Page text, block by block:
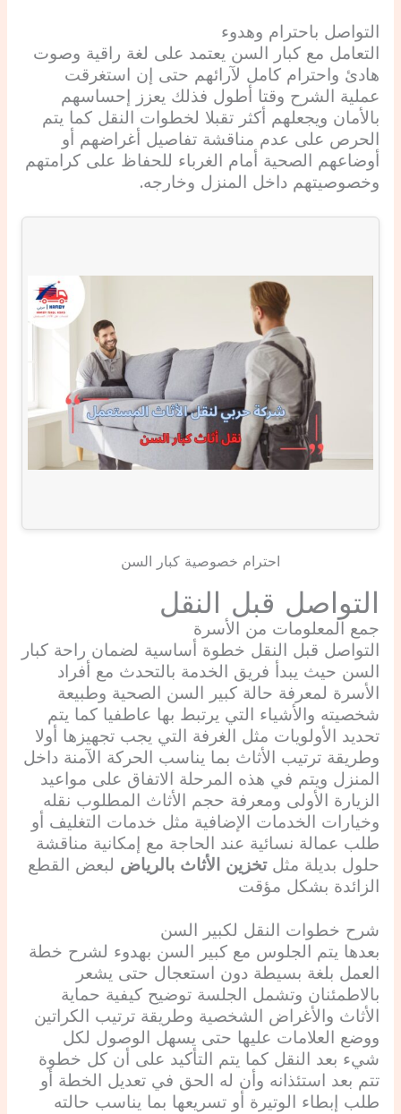
التواصل باحترام وهدوء
التعامل مع كبار السن يعتمد على لغة راقية وصوت
هادئ واحترام كامل لآرائهم حتى إن استغرقت
عملية الشرح وقتا أطول فذلك يعزز إحساسهم
بالأمان ويجعلهم أكثر تقبلا لخطوات النقل كما يتم
الحرص على عدم مناقشة تفاصيل أغراضهم أو
أوضاعهم الصحية أمام الغرباء للحفاظ على كرامتهم
وخصوصيتهم داخل المنزل وخارجه.
احترام خصوصية كبار السن
التواصل قبل النقل
جمع المعلومات من الأسرة
التواصل قبل النقل خطوة أساسية لضمان راحة كبار
السن حيث يبدأ فريق الخدمة بالتحدث مع أفراد
الأسرة لمعرفة حالة كبير السن الصحية وطبيعة
شخصيته والأشياء التي يرتبط بها عاطفيا كما يتم
تحديد الأولويات مثل الغرفة التي يجب تجهيزها أولا
وطريقة ترتيب الأثاث بما يناسب الحركة الآمنة داخل
المنزل ويتم في هذه المرحلة الاتفاق على مواعيد
الزيارة الأولى ومعرفة حجم الأثاث المطلوب نقله
وخيارات الخدمات الإضافية مثل خدمات التغليف أو
طلب عمالة نسائية عند الحاجة مع إمكانية مناقشة
حلول بديلة مثلتخزين الأثاث بالرياض لبعض القطع
الزائدة بشكل مؤقت
شرح خطوات النقل لكبير السن
بعدها يتم الجلوس مع كبير السن بهدوء لشرح خطة
العمل بلغة بسيطة دون استعجال حتى يشعر
بالاطمئنان وتشمل الجلسة توضيح كيفية حماية
الأثاث والأغراض الشخصية وطريقة ترتيب الكراتين
ووضع العلامات عليها حتى يسهل الوصول لكل
شيء بعد النقل كما يتم التأكيد على أن كل خطوة
تتم بعد استئذانه وأن له الحق في تعديل الخطة أو
طلب إبطاء الوتيرة أو تسريعها بما يناسب حالته